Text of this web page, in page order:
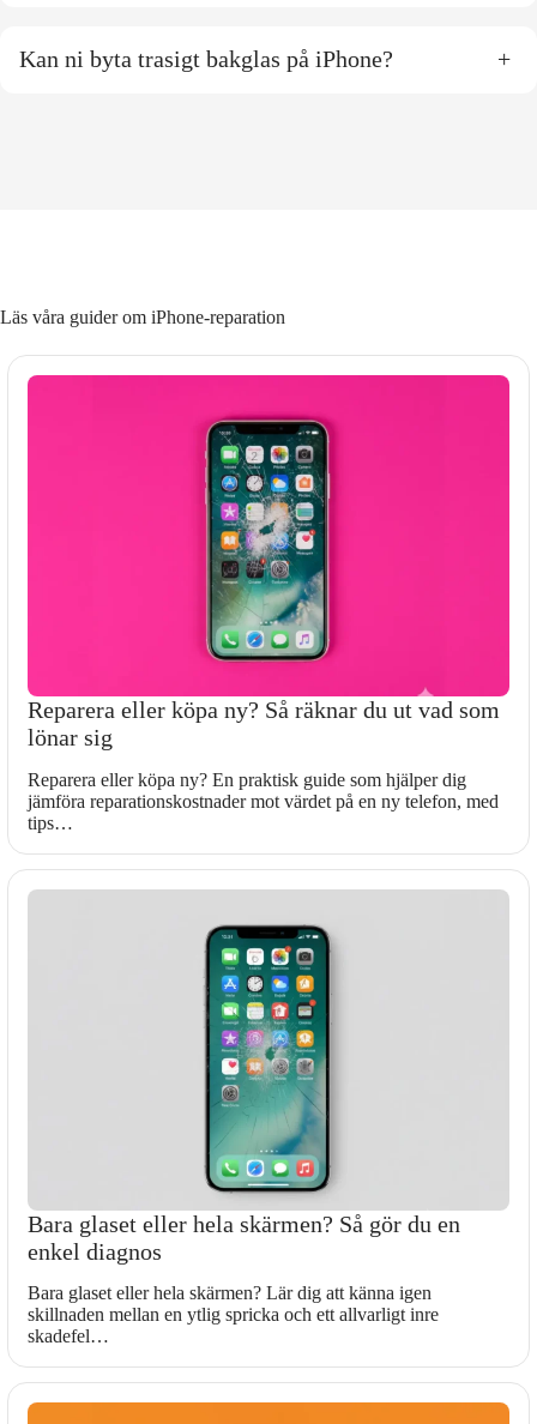
Kan ni byta trasigt bakglas på iPhone? +
Läs våra guider om iPhone-reparation
Reparera eller köpa ny? Så räknar du ut vad som
lönar sig
Reparera eller köpa ny? En praktisk guide som hjälper dig
jämföra reparationskostnader mot värdet på en ny telefon, med
tips…
Bara glaset eller hela skärmen? Så gör du en
enkel diagnos
Bara glaset eller hela skärmen? Lär dig att känna igen
skillnaden mellan en ytlig spricka och ett allvarligt inre
skadefel…